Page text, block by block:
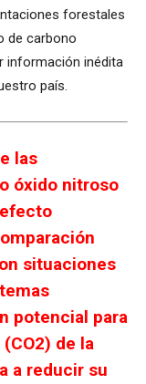
forestales
de carbono
información inédita
país.
las
óxido nitroso
situaciones
potencial para
de la
a reducir su